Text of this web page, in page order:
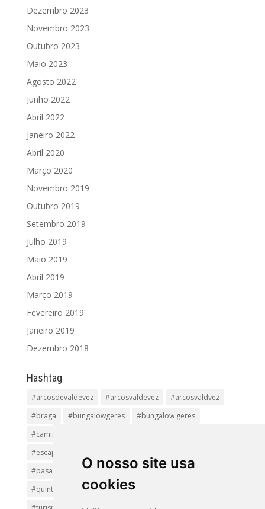
O nosso site usa
cookies
Dezembro 2023
Novembro 2023
Outubro 2023
Maio 2023
Agosto 2022
Junho 2022
Abril 2022
Janeiro 2022
Abril 2020
Março 2020
Novembro 2019
Outubro 2019
Setembro 2019
Julho 2019
Maio 2019
Abril 2019
Março 2019
Fevereiro 2019
Janeiro 2019
Dezembro 2018
Hashtag
#arcosdevaldevez #arcosvaldevez
#arcosvaldvez
#braga
#bungalowgeres
#bungalow geres
#caminhadas
#escapadinha
#pasadiços
#passadiçosdovez
#penedageres
#quintalamosa
#religião